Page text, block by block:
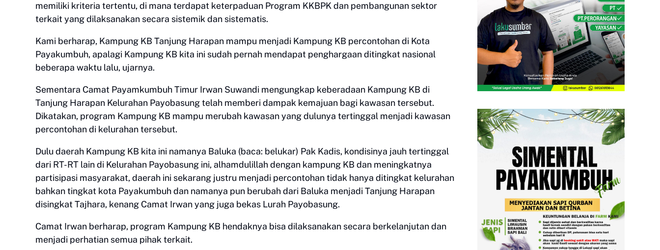
memiliki kriteria tertentu, di mana terdapat keterpaduan Program KKBPK dan pembangunan sektor
terkait yang dilaksanakan secara sistemik dan sistematis.
Kami berharap, Kampung KB Tanjung Harapan mampu menjadi Kampung KB percontohan di Kota
Payakumbuh, apalagi Kampung KB kita ini sudah pernah mendapat penghargaan ditingkat nasional
beberapa waktu lalu, ujarnya.
Sementara Camat Payamkumbuh Timur Irwan Suwandi mengungkap keberadaan Kampung KB di
Tanjung Harapan Kelurahan Payobasung telah memberi dampak kemajuan bagi kawasan tersebut.
Dikatakan, program Kampung KB mampu merubah kawasan yang dulunya tertinggal menjadi kawasan
percontohan di kelurahan tersebut.
Dulu daerah Kampung KB kita ini namanya Baluka (baca: belukar) Pak Kadis, kondisinya jauh tertinggal
dari RT-RT lain di Kelurahan Payobasung ini, alhamdulillah dengan kampung KB dan meningkatnya
partisipasi masyarakat, daerah ini sekarang justru menjadi percontohan tidak hanya ditingkat kelurahan
bahkan tingkat kota Payakumbuh dan namanya pun berubah dari Baluka menjadi Tanjung Harapan
disingkat Tajhara, kenang Camat Irwan yang juga bekas Lurah Payobasung.
Camat Irwan berharap, program Kampung KB hendaknya bisa dilaksanakan secara berkelanjutan dan
menjadi perhatian semua pihak terkait.